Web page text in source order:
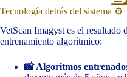
Tecnología detrás del sistema ⚙️
VetScan Imagyst es el resultado
entrenamiento algorítmico:
📸 Algoritmos